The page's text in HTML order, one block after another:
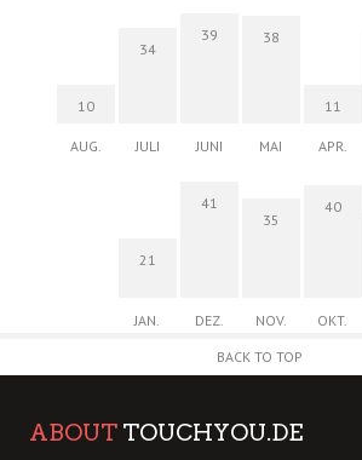
10
AUG.
34
JULI
39
JUNI
38
MAI
11
APR.
21
JAN.
41
DEZ.
35
NOV.
40
OKT.
BACK TO TOP
ABOUT TOUCHYOU.DE